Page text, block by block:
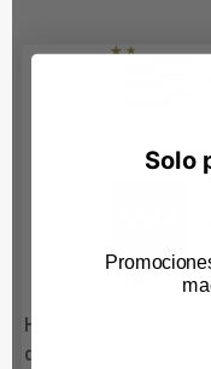
HERMADI S.L., ha
de una
Solo